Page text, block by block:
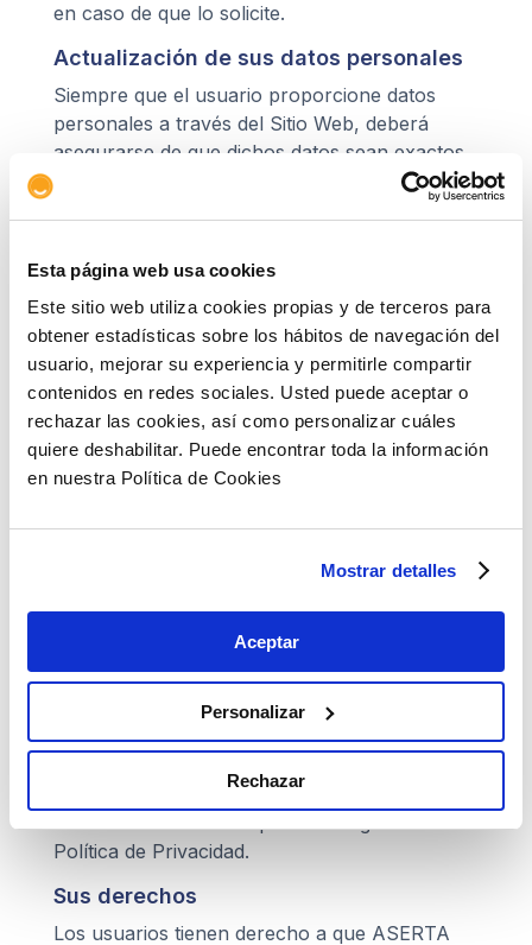
Esta página web usa cookies
Este sitio web utiliza cookies propias y de terceros para
obtener estadísticas sobre los hábitos de navegación del
usuario, mejorar su experiencia y permitirle compartir
contenidos en redes sociales. Usted puede aceptar o
rechazar las cookies, así como personalizar cuáles
quiere deshabilitar. Puede encontrar toda la información
en nuestra Política de Cookies
Mostrar detalles
Aceptar
Personalizar
Rechazar
en caso de que lo solicite.
Actualización de sus datos personales
Siempre que el usuario proporcione datos
personales a través del Sitio Web, deberá
asegurarse de que dichos datos sean exactos.
Los usuarios deberán comunicarnos a la
mayor brevedad cualquier cambio producido
mantener datos personales inexactos en
nuestros registros o bases de datos.
Comunicación de sus datos personales
ASERTA podrá comunicar a terceros los datos
personales de los usuarios en caso de estar
sujeta a un deber de comunicar o compartirlos
por imperativo legal.
servicios informáticos y de mantenimiento,
colaboradores, servicios de recobro,
proveedores de servicios de almacenamiento
y/o destrucción de información, todos ellos
localizados en España y/o en México podrán
cuenta de ASERTA, para llevar a cabo los
tratamientos de datos que se recogen en esta
Política de Privacidad.
Sus derechos
Los usuarios tienen derecho a que ASERTA